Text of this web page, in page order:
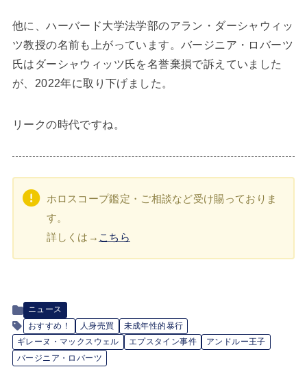
他に、ハーバード大学法学部のアラン・ダーシャウィッ
ツ教授の名前も上がっています。バージニア・ロバーツ
氏はダーシャウィッツ氏を名誉棄損で訴えていました
が、2022年に取り下げました。
リークの時代ですね。
ホロスコープ鑑定・ご相談など受け賜っておりま
す。
詳しくは→ こちら
ニュース
おすすめ！
人身売買
未成年性的暴行
ギレーヌ・マックスウェル
エプスタイン事件
アンドルー王子
バージニア・ロバーツ